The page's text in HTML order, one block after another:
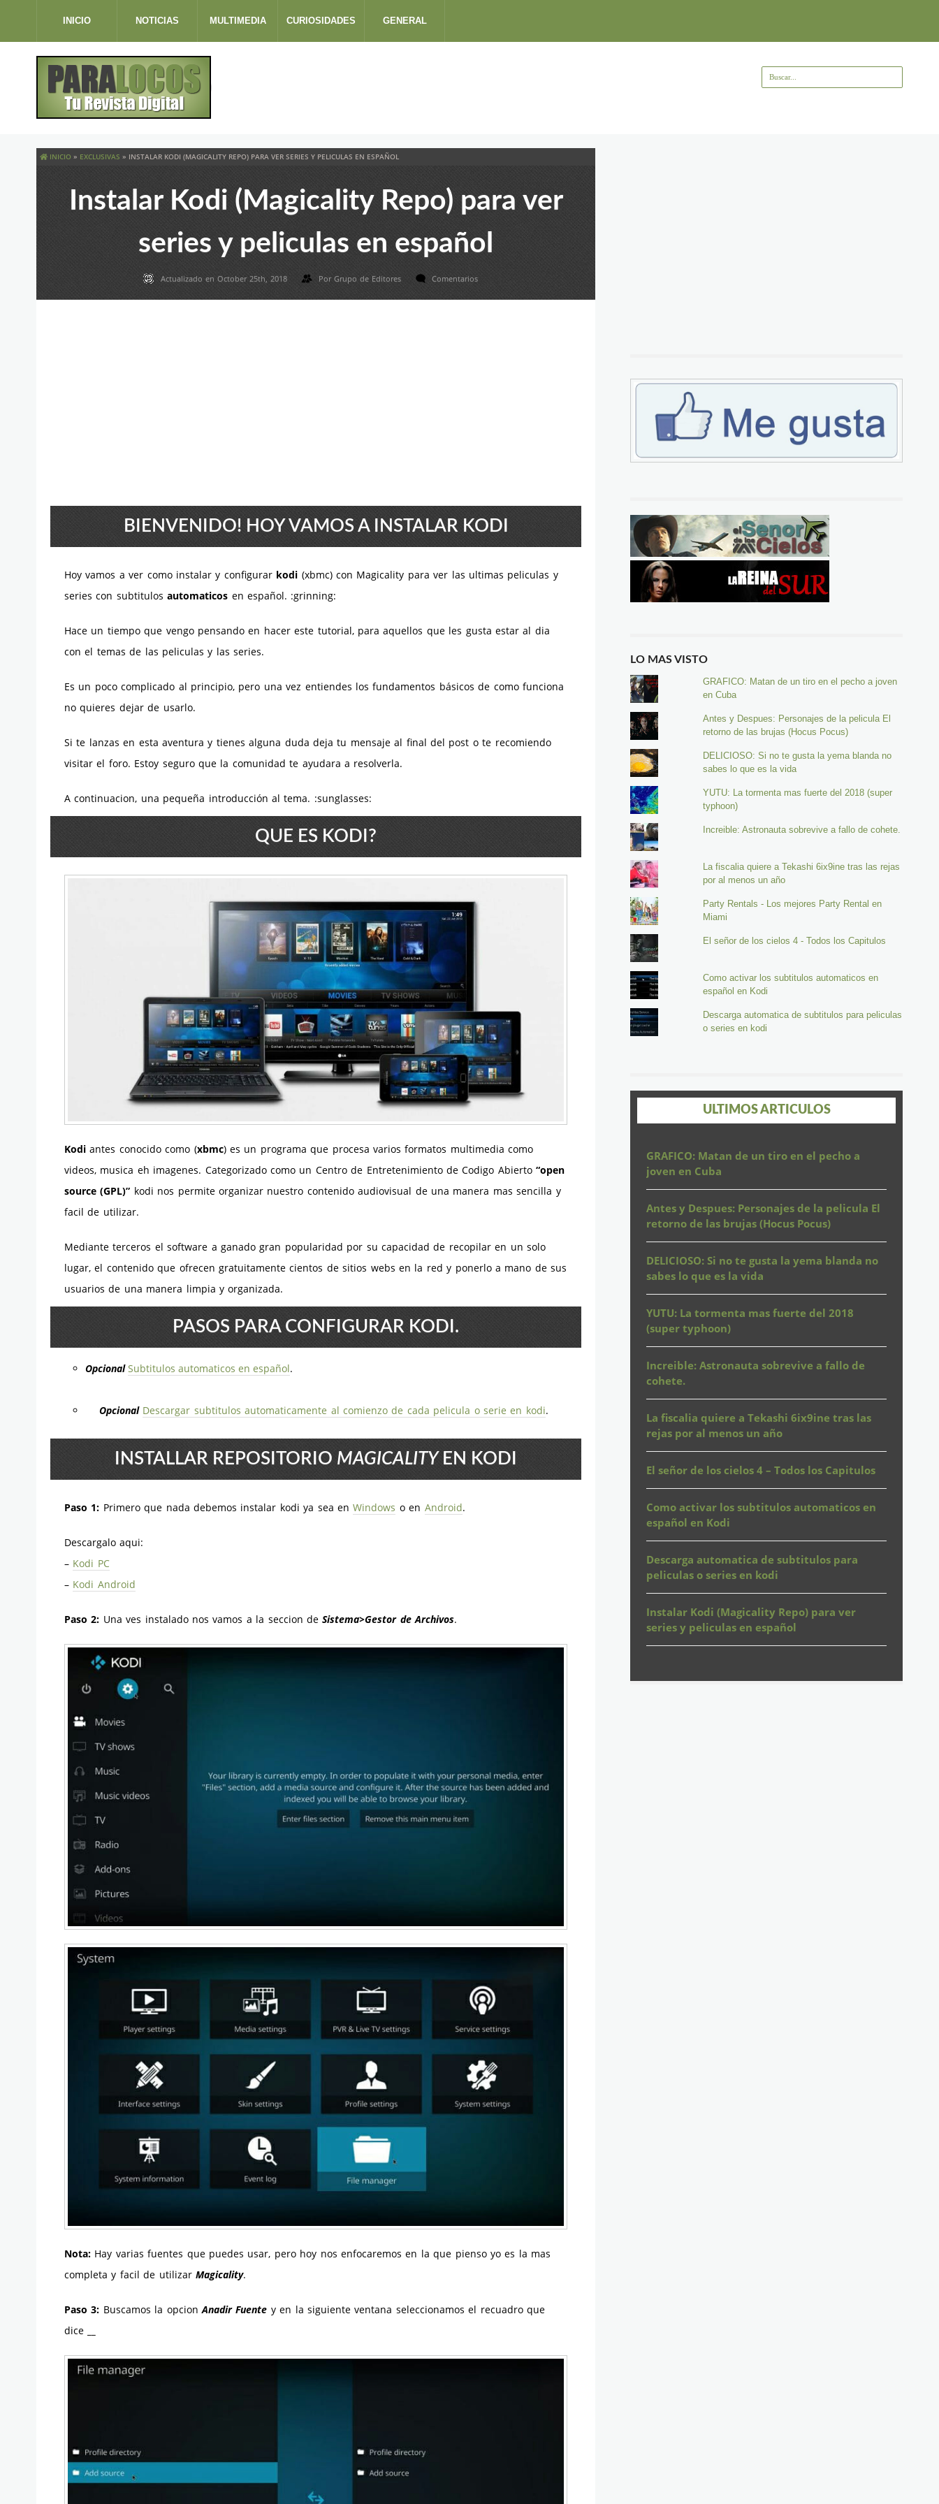
INICIO NOTICIAS MULTIMEDIA CURIOSIDADES GENERAL
INICIO » EXCLUSIVAS » INSTALAR KODI (MAGICALITY REPO) PARA VER SERIES Y PELICULAS EN ESPAÑOL
Instalar Kodi (Magicality Repo) para ver
series y peliculas en español
Actualizado en October 25th, 2018 Por Grupo de Editores Comentarios
BIENVENIDO! HOY VAMOS A INSTALAR KODI
Hoy vamos a ver como instalar y configurar kodi (xbmc) con Magicality para ver las ultimas peliculas y
series con subtitulosautomaticos en español. :grinning:
Hace un tiempo que vengo pensando en hacer este tutorial, para aquellos que les gusta estar al dia
con el temas de las peliculas y las series.
Es un poco complicado al principio, pero una vez entiendes los fundamentos básicos de como funciona
no quieres dejar de usarlo.
Si te lanzas en esta aventura y tienes alguna duda deja tu mensaje al final del post o te recomiendo
visitar el foro. Estoy seguro que la comunidad te ayudara a resolverla.
A continuacion, una pequeña introducción al tema. :sunglasses:
QUE ES KODI?
Kodi antes conocido como (xbmc) es un programa que procesa varios formatos multimedia como
videos, musica eh imagenes. Categorizado como un Centro de Entretenimiento de Codigo Abierto“open
source (GPL)” kodi nos permite organizar nuestro contenido audiovisual de una manera mas sencilla y
facil de utilizar.
Mediante terceros el software a ganado gran popularidad por su capacidad de recopilar en un solo
lugar, el contenido que ofrecen gratuitamente cientos de sitios webs en la red y ponerlo a mano de sus
usuarios de una manera limpia y organizada.
PASOS PARA CONFIGURAR KODI.
Opcional Subtitulos automaticos en español.
Opcional Descargar subtitulos automaticamente al comienzo de cada pelicula o serie en kodi.
INSTALLAR REPOSITORIO MAGICALITYEN KODI
Paso 1: Primero que nada debemos instalar kodi ya sea enWindows o en Android.
Descargalo aqui:
– Kodi PC
– Kodi Android
Paso 2: Una ves instalado nos vamos a la seccion deSistema>Gestor de Archivos.
Nota: Hay varias fuentes que puedes usar, pero hoy nos enfocaremos en la que pienso yo es la mas
completa y facil de utilizar Magicality.
Paso 3: Buscamos la opcionAnadir Fuente y en la siguiente ventana seleccionamos el recuadro que
dice
LO MAS VISTO
GRAFICO: Matan de un tiro en el pecho a joven
en Cuba
Antes y Despues: Personajes de la pelicula El
retorno de las brujas (Hocus Pocus)
DELICIOSO: Si no te gusta la yema blanda no
sabes lo que es la vida
YUTU: La tormenta mas fuerte del 2018 (super
typhoon)
Increible: Astronauta sobrevive a fallo de cohete.
La fiscalia quiere a Tekashi 6ix9ine tras las rejas
por al menos un año
Party Rentals - Los mejores Party Rental en
Miami
El señor de los cielos 4 - Todos los Capitulos
Como activar los subtitulos automaticos en
español en Kodi
Descarga automatica de subtitulos para peliculas
o series en kodi
ULTIMOS ARTICULOS
GRAFICO: Matan de un tiro en el pecho a
joven en Cuba
Antes y Despues: Personajes de la pelicula El
retorno de las brujas (Hocus Pocus)
DELICIOSO: Si no te gusta la yema blanda no
sabes lo que es la vida
YUTU: La tormenta mas fuerte del 2018
(super typhoon)
Increible: Astronauta sobrevive a fallo de
cohete.
La fiscalia quiere a Tekashi 6ix9ine tras las
rejas por al menos un año
El señor de los cielos 4 – Todos los Capitulos
Como activar los subtitulos automaticos en
español en Kodi
Descarga automatica de subtitulos para
peliculas o series en kodi
Instalar Kodi (Magicality Repo) para ver
series y peliculas en español